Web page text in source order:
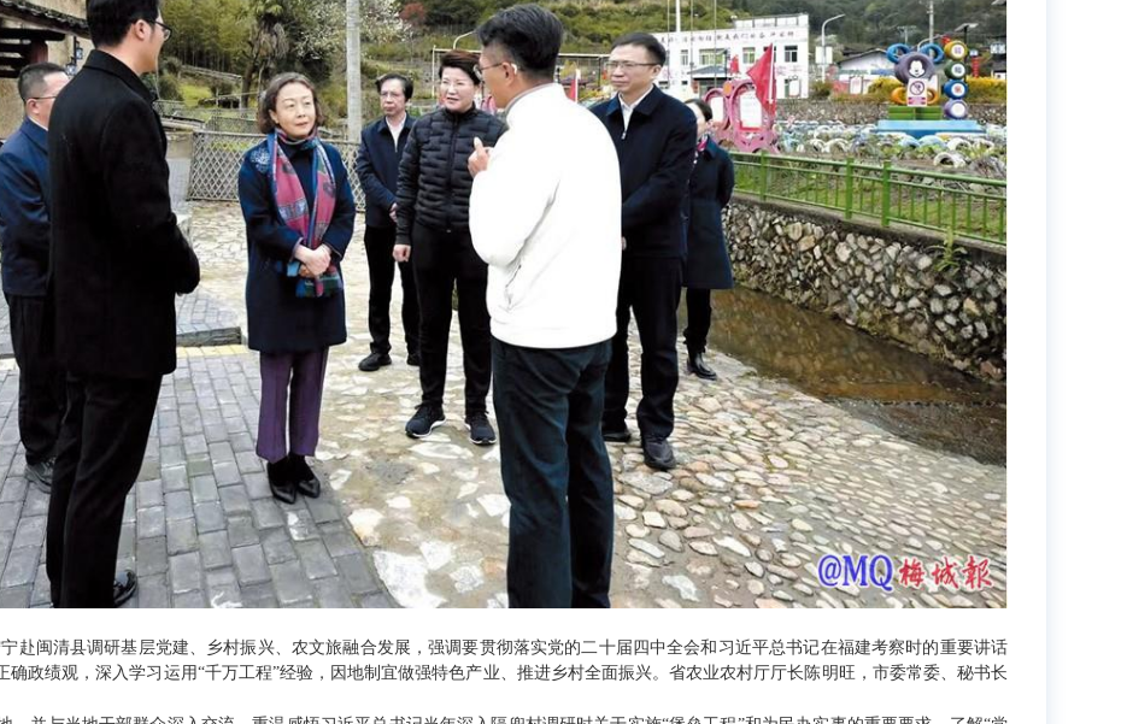
闽清县调研基层党建、乡村振兴、农文旅融合发展，强调要贯彻落实党的二十届四中全会和习近平总书记在福建考察时的重要讲话
政绩观，深入学习运用“千万工程”经验，因地制宜做强特色产业、推进乡村全面振兴。省农业农村厅厅长陈明旺，市委常委、秘书长